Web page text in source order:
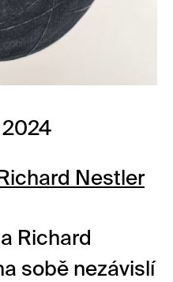
2024
Nestler
Richard
sobě nezávislí